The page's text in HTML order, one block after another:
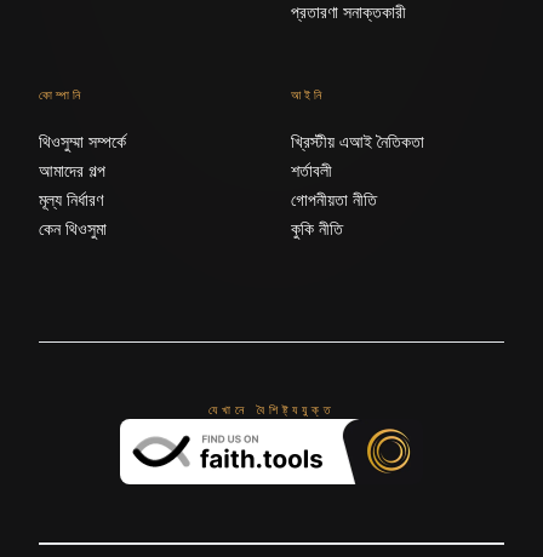
প্রতারণা সনাক্তকারী
কোম্পানি
থিওসুম্মা সম্পর্কে
আমাদের গল্প
মূল্য নির্ধারণ
কেন থিওসুমা
আইনি
খ্রিস্টীয় এআই নৈতিকতা
শর্তাবলী
গোপনীয়তা নীতি
কুকি নীতি
যেখানে বৈশিষ্ট্যযুক্ত